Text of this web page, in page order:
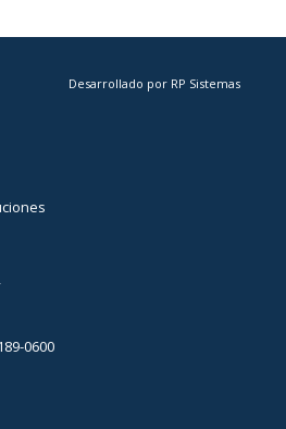
Desarrollado por RP Sistemas
0600